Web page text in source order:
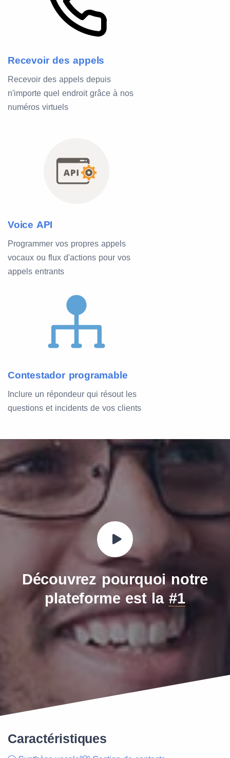
Recevoir des appels
Recevoir des appels depuis
n'importe quel endroit grâce à nos
numéros virtuels
Voice API
Programmer vos propres appels
vocaux ou flux d'actions pour vos
appels entrants
Contestador programable
Inclure un répondeur qui résout les
questions et incidents de vos clients
Découvrez pourquoi notre
plateforme est la #1
Caractéristiques